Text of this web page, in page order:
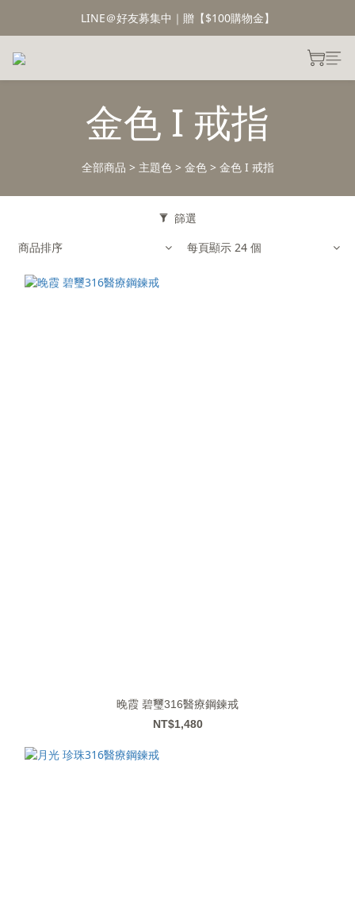
LINE＠好友募集中｜贈【$100購物金】
金色 I 戒指
全部商品 > 主題色> 金色> 金色 I 戒指
篩選
商品排序
每頁顯示 24 個
晚霞 碧璽316醫療鋼鍊戒
NT$1,480